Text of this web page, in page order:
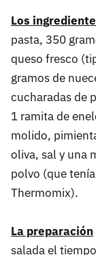
Los
pasta, 350
queso fresco
gramos de
cucharadas de
1 ramita de
molido,
oliva, sal y una
polvo (que
Thermomix).
La preparación
salada el